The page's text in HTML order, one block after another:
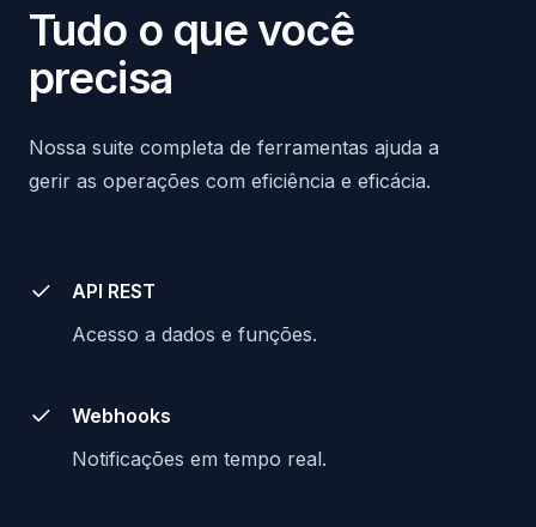
Tudo o que você
precisa
Nossa suite completa de ferramentas ajuda a
gerir as operações com eficiência e eficácia.
API REST
Acesso a dados e funções.
Webhooks
Notificações em tempo real.